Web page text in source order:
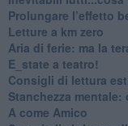
Prolungare l’effetto
​Letture a km zero
​Aria di ferie: ma la
​E_state a teatro!
​Consigli di lettura
​Stanchezza mentale:
​A come Amico